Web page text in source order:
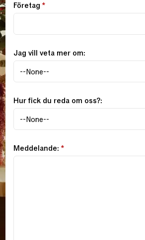
Företag*
Jag vill veta mer om:
Hur fick du reda om oss?:
Meddelande:*